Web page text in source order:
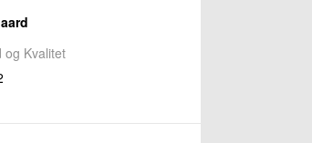
og Kvalitet